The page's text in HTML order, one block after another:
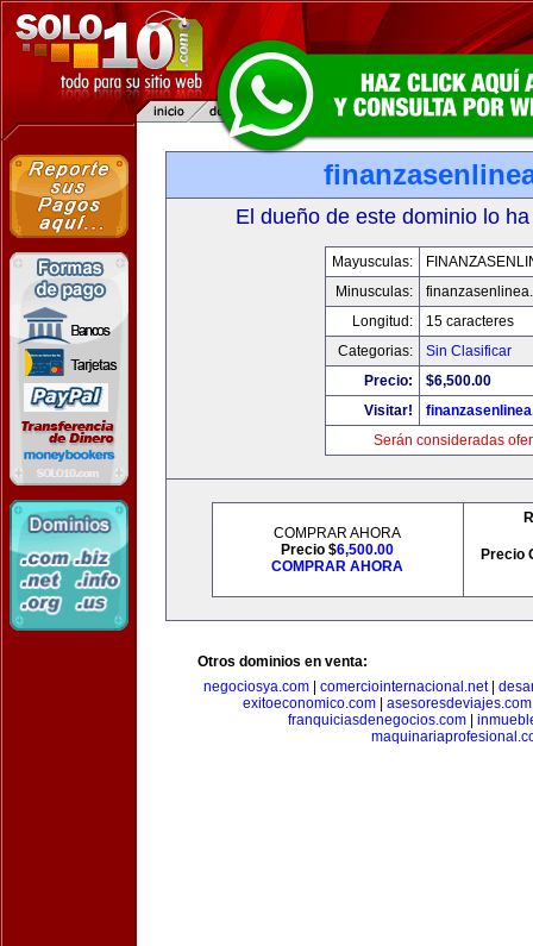
El dueño de este dominio lo
Mayusculas:
Minusculas:
Longitud:
15 caracteres
Categorias:
Sin Clasificar
Precio:
$6,500.00
Visitar!
Serán consideradas
COMPRAR AHORA
Precio $6,500.00
COMPRAR AHORA
Precio
Otros dominios en venta:
negociosya.com
comerciointernacional.net|
exitoeconomico.com| asesoresdeviajes.com
franquiciasdenegocios.com|